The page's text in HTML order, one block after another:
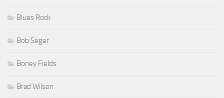
Blues Rock
Bob Seger
Boney Fields
Brad Wilson